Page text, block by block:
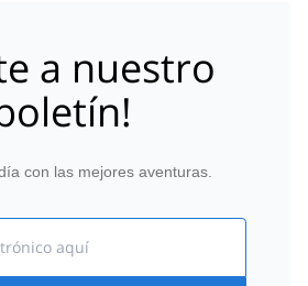
a nuestro
con las mejores aventuras.